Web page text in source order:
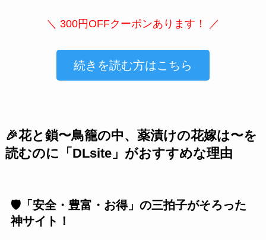
＼ 300円OFFクーポンあります！ ／
続きを読む方はこちら
🎉花と鎖〜鳥籠の中、薬漬けの花嫁は〜を
読むのに「DLsite」がおすすめな理由
🛡️「安全・豊富・お得」の三拍子がそろった
神サイト！